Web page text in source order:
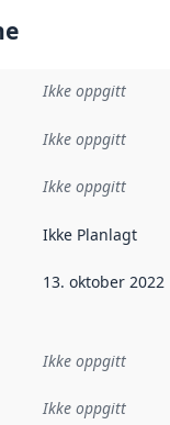
Ikke oppgitt
:
Ikke oppgitt
Ikke oppgitt
:
Ikke Planlagt
datoen sier når
13. oktober 2022
Ikke oppgitt
Ikke oppgitt